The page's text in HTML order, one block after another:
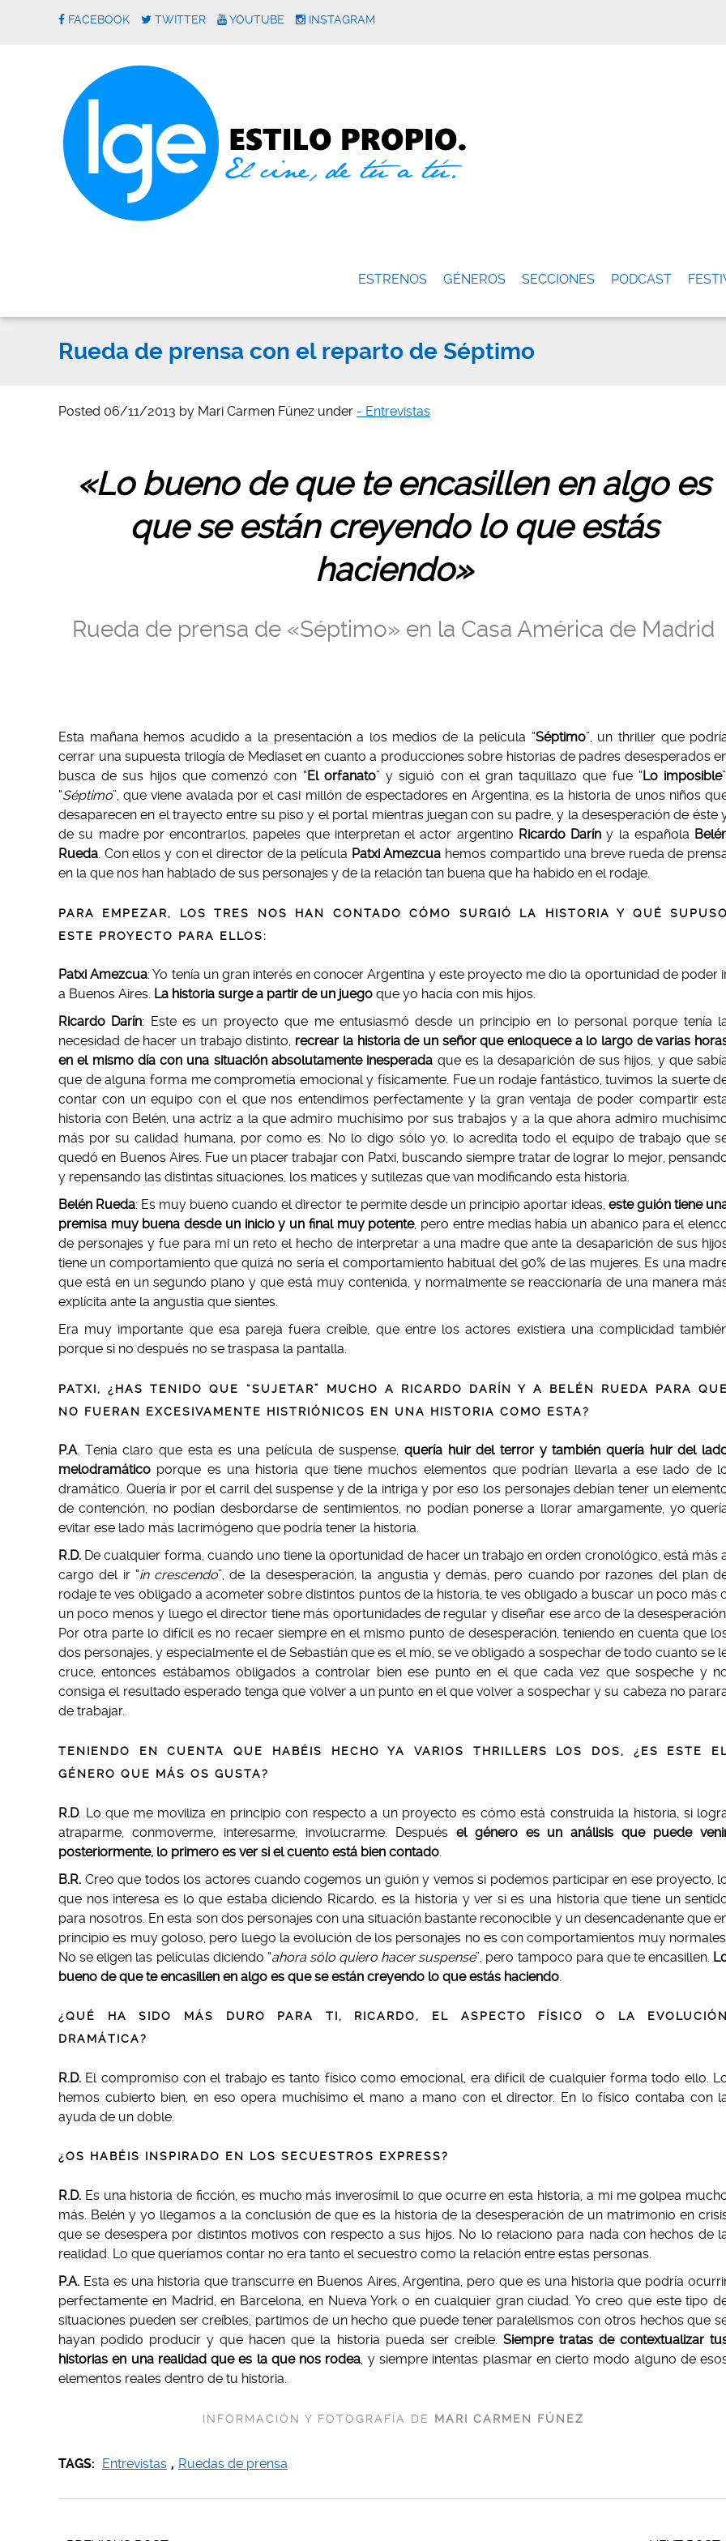
FACEBOOK TWITTER YOUTUBE INSTAGRAM
ESTRENOS GÉNEROS SECCIONES PODCAST
Rueda de prensa con el reparto de Séptimo
Posted 06/11/2013 by Mari Carmen Fúnez under - Entrevistas
«Lo bueno de que te encasillen en algo es
que se están creyendo lo que estás
haciendo»
Rueda de prensa de «Séptimo» en la Casa América de Madrid
Esta mañana hemos acudido a la presentación a los medios de la película “Séptimo”, un thriller que
cerrar una supuesta trilogía de Mediaset en cuanto a producciones sobre historias de padres desesperados
busca de sus hijos que comenzó con “El orfanato” y siguió con el gran taquillazo que fue “Lo imposible
“Séptimo”, que viene avalada por el casi millón de espectadores en Argentina, es la historia de unos niños
desaparecen en el trayecto entre su piso y el portal mientras juegan con su padre, y la desesperación de éste
de su madre por encontrarlos, papeles que interpretan el actor argentino Ricardo Darín y la española
Rueda. Con ellos y con el director de la película Patxi Amezcua hemos compartido una breve rueda de
en la que nos han hablado de sus personajes y de la relación tan buena que ha habido en el rodaje.
PARA EMPEZAR, LOS TRES NOS HAN CONTADO CÓMO SURGIÓ LA HISTORIA Y QUÉ SUPUSO
ESTE PROYECTO PARA ELLOS:
Patxi Amezcua: Yo tenía un gran interés en conocer Argentina y este proyecto me dio la oportunidad de poder
a Buenos Aires. La historia surge a partir de un juego que yo hacía con mis hijos.
Ricardo Darín: Este es un proyecto que me entusiasmó desde un principio en lo personal porque tenía
necesidad de hacer un trabajo distinto, recrear la historia de un señor que enloquece a lo largo de varias
en el mismo día con una situación absolutamente inesperada que es la desaparición de sus hijos, y que
que de alguna forma me comprometía emocional y físicamente. Fue un rodaje fantástico, tuvimos la suerte
contar con un equipo con el que nos entendimos perfectamente y la gran ventaja de poder compartir
historia con Belén, una actriz a la que admiro muchísimo por sus trabajos y a la que ahora admiro
más por su calidad humana, por como es. No lo digo sólo yo, lo acredita todo el equipo de trabajo que
quedó en Buenos Aires. Fue un placer trabajar con Patxi, buscando siempre tratar de lograr lo mejor,
y repensando las distintas situaciones, los matices y sutilezas que van modificando esta historia.
Belén Rueda: Es muy bueno cuando el director te permite desde un principio aportar ideas, este guión tiene
premisa muy buena desde un inicio y un final muy potente, pero entre medias había un abanico para el
de personajes y fue para mi un reto el hecho de interpretar a una madre que ante la desaparición de sus
tiene un comportamiento que quizá no sería el comportamiento habitual del 90% de las mujeres. Es una
que está en un segundo plano y que está muy contenida, y normalmente se reaccionaría de una manera
explícita ante la angustia que sientes.
Era muy importante que esa pareja fuera creíble, que entre los actores existiera una complicidad
porque si no después no se traspasa la pantalla.
PATXI, ¿HAS TENIDO QUE “SUJETAR” MUCHO A RICARDO DARÍN Y A BELÉN RUEDA PARA QUE
NO FUERAN EXCESIVAMENTE HISTRIÓNICOS EN UNA HISTORIA COMO ESTA?
P.A. Tenía claro que esta es una película de suspense, quería huir del terror y también quería huir del
melodramático porque es una historia que tiene muchos elementos que podrían llevarla a ese lado de
dramático. Quería ir por el carril del suspense y de la intriga y por eso los personajes debían tener un
de contención, no podían desbordarse de sentimientos, no podían ponerse a llorar amargamente, yo
evitar ese lado más lacrimógeno que podría tener la historia.
R.D. De cualquier forma, cuando uno tiene la oportunidad de hacer un trabajo en orden cronológico, está más
cargo del ir “in crescendo”, de la desesperación, la angustia y demás, pero cuando por razones del plan
rodaje te ves obligado a acometer sobre distintos puntos de la historia, te ves obligado a buscar un poco más
un poco menos y luego el director tiene más oportunidades de regular y diseñar ese arco de la
Por otra parte lo difícil es no recaer siempre en el mismo punto de desesperación, teniendo en cuenta que
dos personajes, y especialmente el de Sebastián que es el mío, se ve obligado a sospechar de todo cuanto se
cruce, entonces estábamos obligados a controlar bien ese punto en el que cada vez que sospeche y
consiga el resultado esperado tenga que volver a un punto en el que volver a sospechar y su cabeza no
de trabajar.
TENIENDO EN CUENTA QUE HABÉIS HECHO YA VARIOS THRILLERS LOS DOS, ¿ES ESTE
GÉNERO QUE MÁS OS GUSTA?
R.D. Lo que me moviliza en principio con respecto a un proyecto es cómo está construida la historia, si
atraparme, conmoverme, interesarme, involucrarme. Después el género es un análisis que puede
posteriormente, lo primero es ver si el cuento está bien contado
B.R. Creo que todos los actores cuando cogemos un guión y vemos si podemos participar en ese proyecto,
que nos interesa es lo que estaba diciendo Ricardo, es la historia y ver si es una historia que tiene un
para nosotros. En esta son dos personajes con una situación bastante reconocible y un desencadenante que
principio es muy goloso, pero luego la evolución de los personajes no es con comportamientos muy normales.
No se eligen las películas diciendo “ahora sólo quiero hacer suspense”, pero tampoco para que te encasillen.
bueno de que te encasillen en algo es que se están creyendo lo que estás haciendo
¿QUÉ HA SIDO MÁS DURO PARA TI, RICARDO, EL ASPECTO FÍSICO O LA EVOLUCIÓN
DRAMÁTICA?
R.D. El compromiso con el trabajo es tanto físico como emocional, era difícil de cualquier forma todo ello.
hemos cubierto bien, en eso opera muchísimo el mano a mano con el director. En lo físico contaba con
ayuda de un doble.
¿OS HABÉIS INSPIRADO EN LOS SECUESTROS EXPRESS?
R.D. Es una historia de ficción, es mucho más inverosímil lo que ocurre en esta historia, a mi me golpea
más. Belén y yo llegamos a la conclusión de que es la historia de la desesperación de un matrimonio en
que se desespera por distintos motivos con respecto a sus hijos. No lo relaciono para nada con hechos de
realidad. Lo que queríamos contar no era tanto el secuestro como la relación entre estas personas.
P.A. Esta es una historia que transcurre en Buenos Aires, Argentina, pero que es una historia que podría
perfectamente en Madrid, en Barcelona, en Nueva York o en cualquier gran ciudad. Yo creo que este tipo
situaciones pueden ser creíbles, partimos de un hecho que puede tener paralelismos con otros hechos que
hayan podido producir y que hacen que la historia pueda ser creíble. Siempre tratas de contextualizar
historias en una realidad que es la que nos rodea, y siempre intentas plasmar en cierto modo alguno de
elementos reales dentro de tu historia.
INFORMACIÓN Y FOTOGRAFÍA DE MARI CARMEN FÚNEZ
TAGS: Entrevistas , Ruedas de prensa